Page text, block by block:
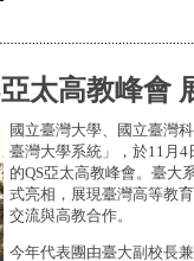
太高教峰會
國立臺灣大學、國立臺灣
臺灣大學系統」，於11月
的QS亞太高教峰會。臺大
式亮相，展現臺灣高等教
交流與高教合作。
今年代表團由臺大副校長